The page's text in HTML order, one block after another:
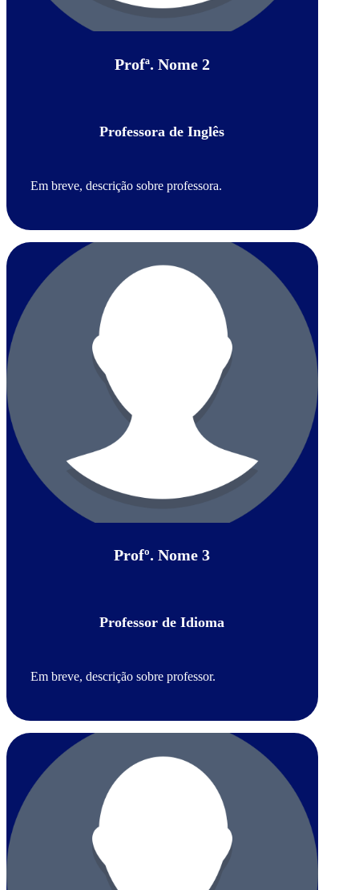
Profª. Nome 2
Professora de Inglês
Em breve, descrição sobre professora.
Profº. Nome 3
Professor de Idioma
Em breve, descrição sobre professor.